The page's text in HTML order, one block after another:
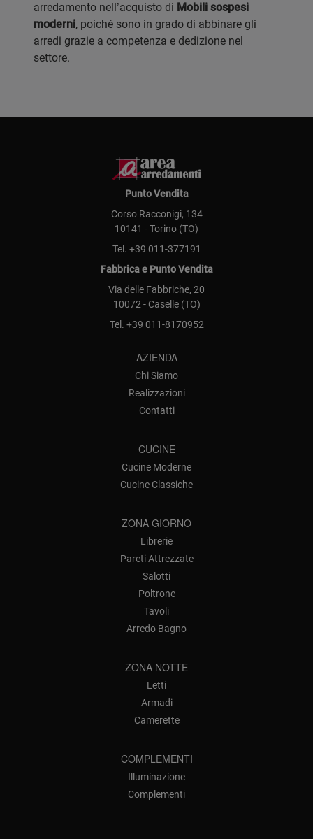
arredamento nell’acquisto di Mobili sospesi
moderni, poiché sono in grado di abbinare gli
arredi grazie a competenza e dedizione nel
settore.
Punto Vendita
Corso Racconigi, 134
10141 - Torino (TO)
Tel. +39 011-377191
Fabbrica e Punto Vendita
Via delle Fabbriche, 20
10072 - Caselle (TO)
Tel. +39 011-8170952
AZIENDA
Chi Siamo
Realizzazioni
Contatti
CUCINE
Cucine Moderne
Cucine Classiche
ZONA GIORNO
Librerie
Pareti Attrezzate
Salotti
Poltrone
Tavoli
Arredo Bagno
ZONA NOTTE
Letti
Armadi
Camerette
COMPLEMENTI
Illuminazione
Complementi